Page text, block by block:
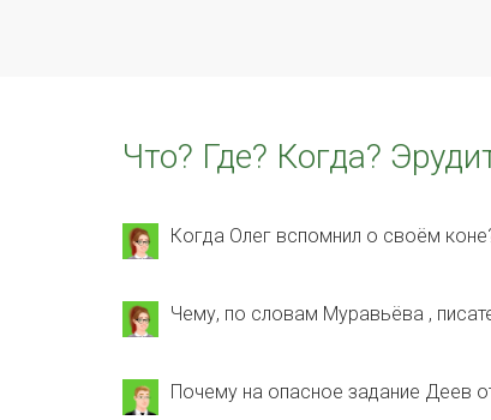
Что? Где? Когда?
Когда Олег вспомнил о своём
Чему, по словам Муравьёва ,
Почему на опасное задание Деев